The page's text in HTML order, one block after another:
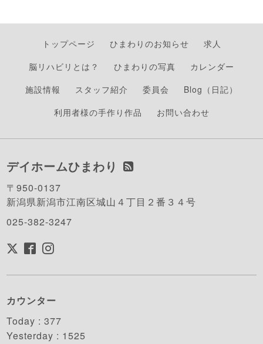
トップページ ひまわりのお知らせ
求人
脳リハビリとは？
ひまわりの写真
カレンダー
施設情報
スタッフ紹介 委員会
Blog（日記）
利用者様の手作り作品
お問い合わせ
デイホームひまわり
〒950-0137
新潟県新潟市江南区城山４丁目２番３４号
025-382-3247
カウンター
Today :377
Yesterday : 1525